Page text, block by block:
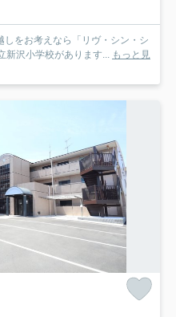
をお考えなら「リヴ・シン・シ
新沢小学校があります...
もっと見